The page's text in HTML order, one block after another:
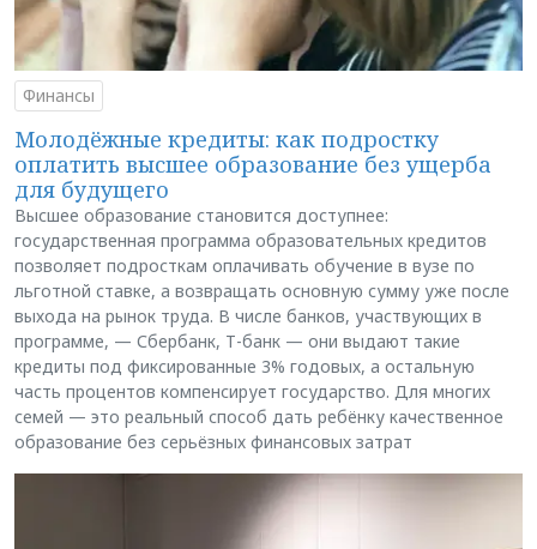
Финансы
Молодёжные кредиты: как подростку
оплатить высшее образование без ущерба
для будущего
Высшее образование становится доступнее:
государственная программа образовательных кредитов
позволяет подросткам оплачивать обучение в вузе по
льготной ставке, а возвращать основную сумму уже после
выхода на рынок труда. В числе банков, участвующих в
программе, — Сбербанк, Т-банк — они выдают такие
кредиты под фиксированные 3% годовых, а остальную
часть процентов компенсирует государство. Для многих
семей — это реальный способ дать ребёнку качественное
образование без серьёзных финансовых затрат